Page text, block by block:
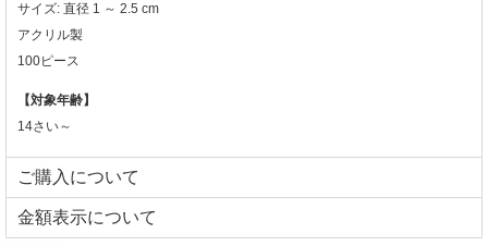
サイズ: 直径 1 ～ 2.5 cm
アクリル製
100ピース
【対象年齢】
14さい～
ご購入について
⾦額表⽰について